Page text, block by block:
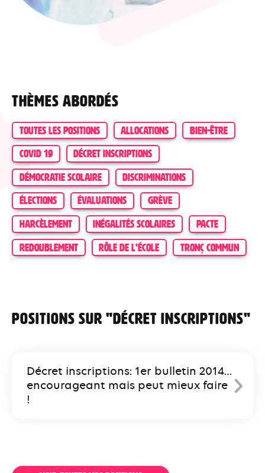
Thèmes abordés
TOUTES LES POSITIONS ALLOCATIONS
BIEN-ÊTRE
COVID 19
DÉCRET INSCRIPTIONS
DÉMOCRATIE SCOLAIRE
DISCRIMINATIONS
ÉLECTIONS
ÉVALUATIONS
GRÈVE
HARCÈLEMENT
INÉGALITÉS SCOLAIRES
PACTE
REDOUBLEMENT
RÔLE DE L'ÉCOLE TRONÇ COMMUN
Positions sur "décret inscriptions"
Décret inscriptions: 1er bulletin 2014…
encourageant mais peut mieux faire
!